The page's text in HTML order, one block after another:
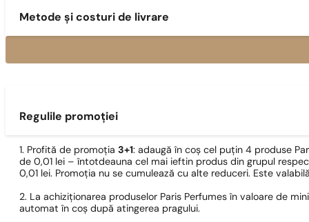
Metode și costuri de livrare
Regulile promoției
1. Profită de promoția 3+1: adaugă în coș cel puțin 4 produse
de 0,01 lei – întotdeauna cel mai ieftin produs din grupul
0,01 lei. Promoția nu se cumulează cu alte reduceri. Este
2. La achiziționarea produselor Paris Perfumes în valoare de
automat în coș după atingerea pragului.